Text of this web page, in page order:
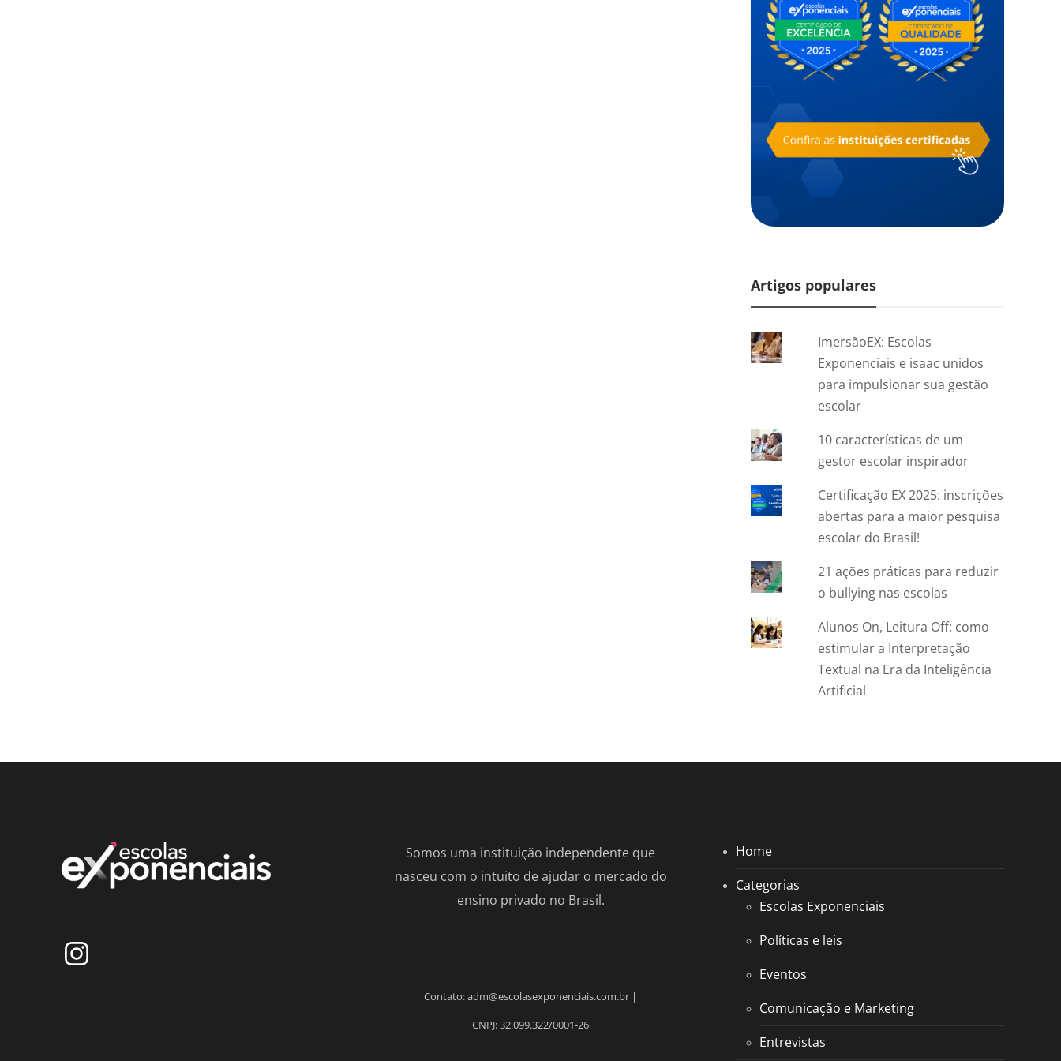
Artigos populares
ImersãoEX: Escolas
Exponenciais e isaac unidos
para impulsionar sua gestão
escolar
10 características de um
gestor escolar inspirador
Certificação EX 2025: inscrições
abertas para a maior pesquisa
escolar do Brasil!
21 ações práticas para reduzir
o bullying nas escolas
Alunos On, Leitura Off: como
estimular a Interpretação
Textual na Era da Inteligência
Artificial
Somos uma instituição independente que
nasceu com o intuito de ajudar o mercado do
ensino privado no Brasil.
Contato: adm@escolasexponenciais.com.br |
CNPJ: 32.099.322/0001-26
Home
Categorias
Escolas Exponenciais
Políticas e leis
Eventos
Comunicação e Marketing
Entrevistas